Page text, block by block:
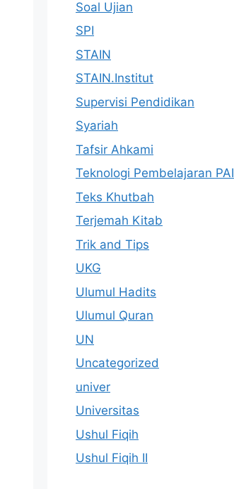
Soal Ujian
SPI
STAIN
STAIN.Institut
Supervisi Pendidikan
Syariah
Tafsir Ahkami
Teknologi Pembelajaran PAI
Teks Khutbah
Terjemah Kitab
Trik and Tips
UKG
Ulumul Hadits
Ulumul Quran
UN
Uncategorized
univer
Universitas
Ushul Fiqih
Ushul Fiqih II